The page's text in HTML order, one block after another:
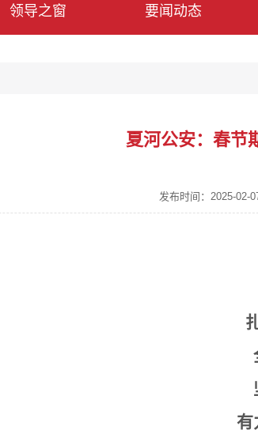
领导之窗 要闻动态
夏河公安：春节
发布时间：2025-02-
有